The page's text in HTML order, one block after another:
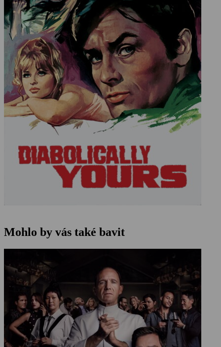
Mohlo by vás také bavit